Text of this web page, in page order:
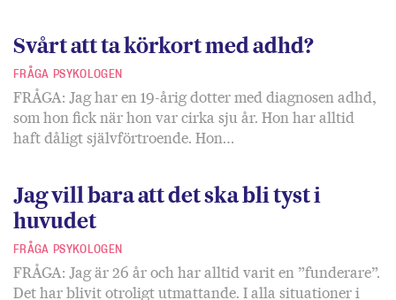
Svårt att ta körkort med adhd?
FRÅGA PSYKOLOGEN
FRÅGA: Jag har en 19-årig dotter med diagnosen adhd,
som hon fick när hon var cirka sju år. Hon har alltid
haft dåligt självförtroende. Hon…
Jag vill bara att det ska bli tyst i
huvudet
FRÅGA PSYKOLOGEN
FRÅGA: Jag är 26 år och har alltid varit en ”funderare”.
Det har blivit otroligt utmattande. I alla situationer i